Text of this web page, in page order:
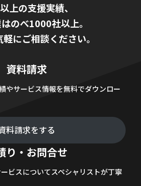
上の支援実績、
のべ1000社以上。
にご相談ください。
資料請求
やサービス情報を無料でダウンロー
料請求をする
り・お問合せ
ビスについてスペシャリストが丁寧